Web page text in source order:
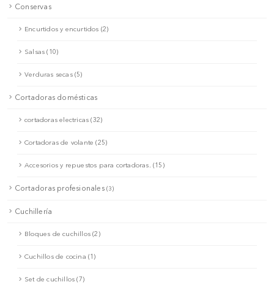
Conservas
Encurtidos y encurtidos (2)
Salsas (10)
Verduras secas (5)
Cortadoras domésticas
cortadoras electricas (32)
Cortadoras de volante (25)
Accesorios y repuestos para cortadoras. (15)
Cortadoras profesionales (3)
Cuchillería
Bloques de cuchillos (2)
Cuchillos de cocina (1)
Set de cuchillos (7)